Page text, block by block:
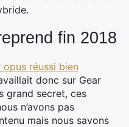
fin 2018
opus réussi bien
donc sur Gear
grand secret, ces
n’avons pas
mais nous savons